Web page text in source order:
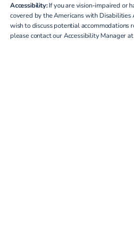
Accessibility:If you are vision-impaired or
covered by the Americans with Disabilities
wish to discuss potential accommodations
please contact our Accessibility Manager at